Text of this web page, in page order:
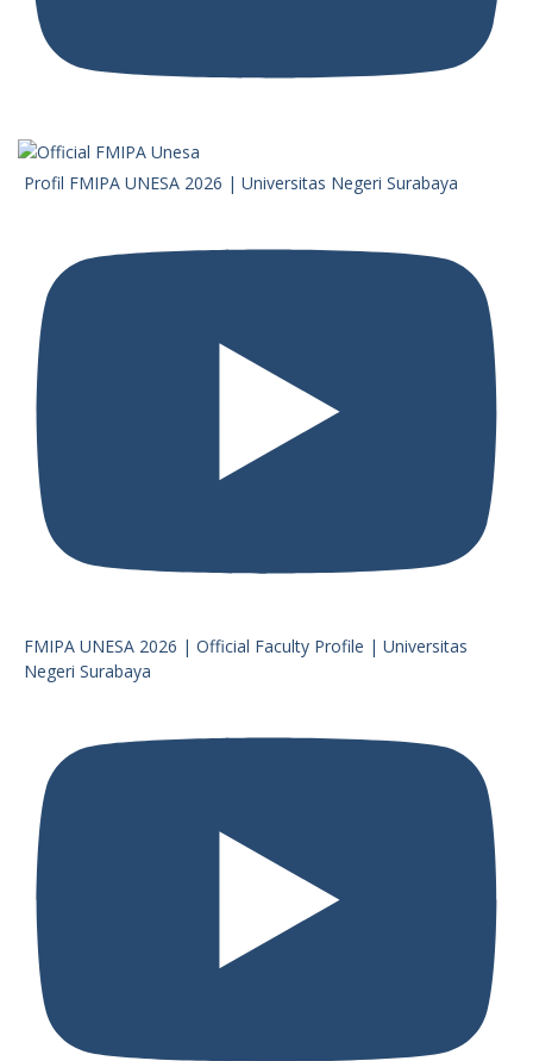
Profil FMIPA UNESA 2026 | Universitas Negeri Surabaya
FMIPA UNESA 2026 | Official Faculty Profile | Universitas
Negeri Surabaya